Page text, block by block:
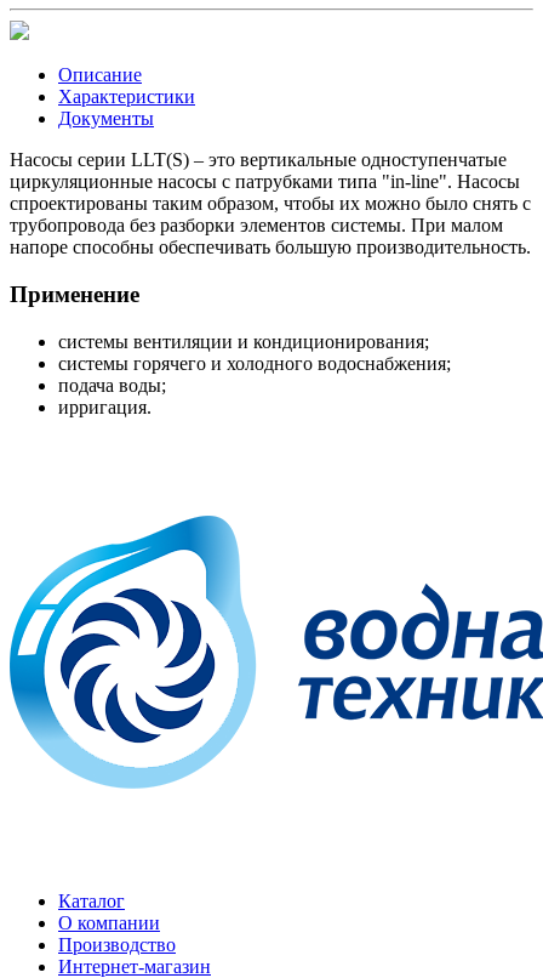
Описание
Характеристики
Документы
Насосы серии LLT(S) – это вертикальные одноступенчатые
циркуляционные насосы с патрубками типа "in-line". Насосы
спроектированы таким образом, чтобы их можно было снять с
трубопровода без разборки элементов системы. При малом
напоре способны обеспечивать большую производительность.
Применение
системы вентиляции и кондиционирования;
системы горячего и холодного водоснабжения;
подача воды;
ирригация.
Каталог
О компании
Производство
Интернет-магазин